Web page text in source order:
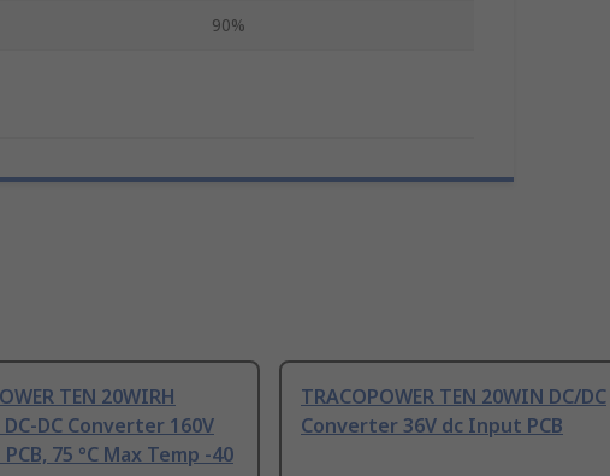
90%
TEN 20WIRH
DC Converter 160V
75 °C Max Temp -40
TRACOPOWER TEN 20WIN DC/DC
Converter 36V dc Input PCB